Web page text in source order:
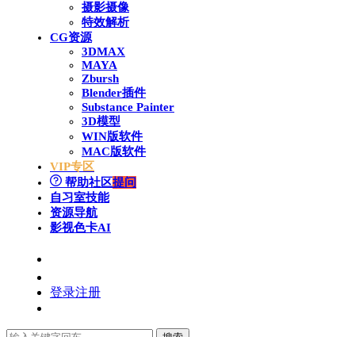
摄影摄像
特效解析
CG资源
3DMAX
MAYA
Zbursh
Blender插件
Substance Painter
3D模型
WIN版软件
MAC版软件
VIP专区
帮助社区提问
自习室技能
资源导航
影视色卡AI
登录注册